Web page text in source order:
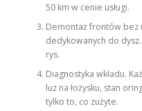
50 km w cenie usługi.
Demontaż frontów bez
dedykowanych do
rys.
Diagnostyka wkładu.
luz na łożysku, stan
tylko to, co zużyte.